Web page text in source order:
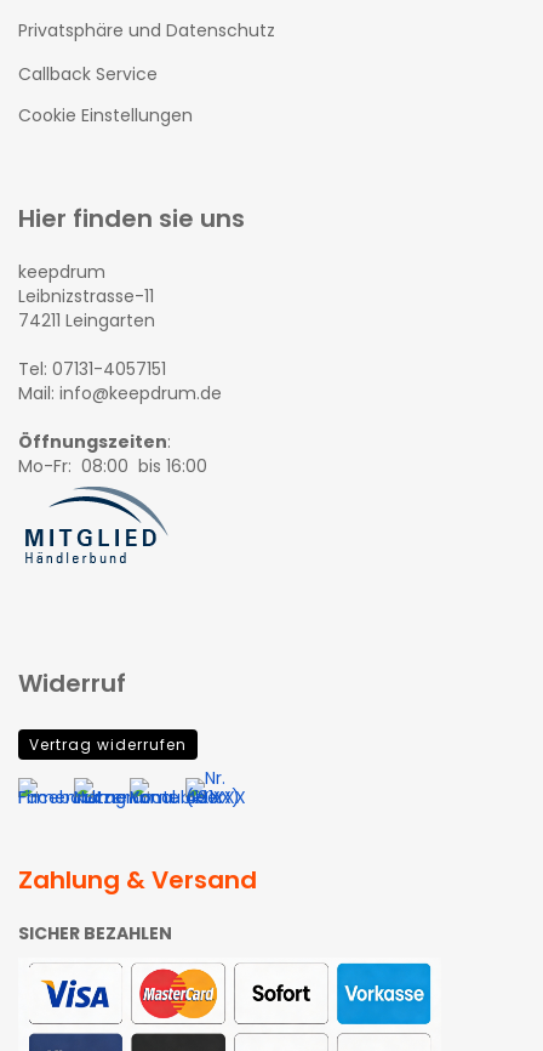
Privatsphäre und Datenschutz
Callback Service
Cookie Einstellungen
Hier finden sie uns
keepdrum
Leibnizstrasse-11
74211 Leingarten
Tel: 07131-4057151
Mail: info@keepdrum.de
Öffnungszeiten:
Mo-Fr: 08:00 bis 16:00
Widerruf
Vertrag widerrufen
Zahlung & Versand
SICHER BEZAHLEN